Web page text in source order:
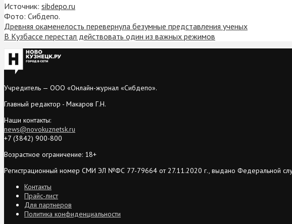
Источник: sibdepo.ru
Фото: Сибдепо.
Древняя окаменелость перевернула безумные представления ученых
В Кузбассе перестал действовать один из важных режимов
Учредитель — ООО «Онлайн-журнал «Сибдепо».
Главный редактор - Макаров Г.Н.
Наши контакты:
news@novokuznetsk.ru
+7 (3842) 900-800
Возрастное ограничение: 18+
Регистрационный номер СМИ ЭЛ №ФС 77-79664 от 27.11.2020 г., выдано Федеральной
Контакты
Прайс-лист
Для партнеров
Политика конфиденциальности